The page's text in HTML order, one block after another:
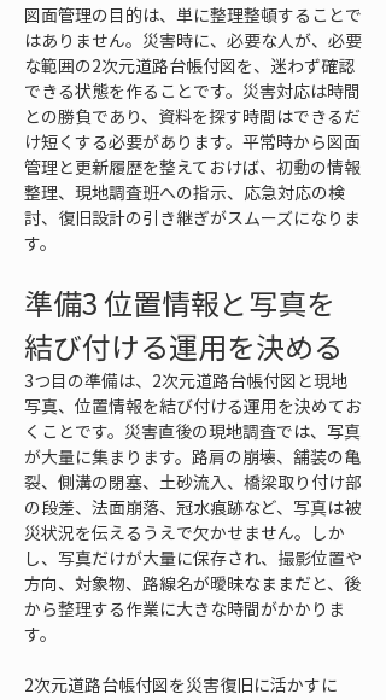
図面管理の目的は、単に整理整頓することで
はありません。災害時に、必要な人が、必要
な範囲の2次元道路台帳付図を、迷わず確認
できる状態を作ることです。災害対応は時間
との勝負であり、資料を探す時間はできるだ
け短くする必要があります。平常時から図面
管理と更新履歴を整えておけば、初動の情報
整理、現地調査班への指示、応急対応の検
討、復旧設計の引き継ぎがスムーズになりま
す。
準備3 位置情報と写真を
結び付ける運用を決める
3つ目の準備は、2次元道路台帳付図と現地
写真、位置情報を結び付ける運用を決めてお
くことです。災害直後の現地調査では、写真
が大量に集まります。路肩の崩壊、舗装の亀
裂、側溝の閉塞、土砂流入、橋梁取り付け部
の段差、法面崩落、冠水痕跡など、写真は被
災状況を伝えるうえで欠かせません。しか
し、写真だけが大量に保存され、撮影位置や
方向、対象物、路線名が曖昧なままだと、後
から整理する作業に大きな時間がかかりま
す。
2次元道路台帳付図を災害復旧に活かすに